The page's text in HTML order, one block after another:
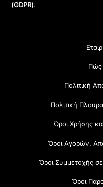
(GDPR).
Πώς
Πολιτική
Πολιτική
Όροι Χρήσης
Όροι Αγορών,
Όροι Συμμετοχής
Όροι